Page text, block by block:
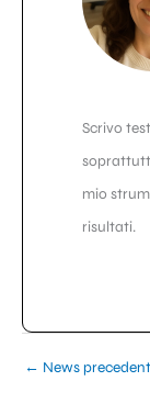
Scrivo
mio
risultati.
← News